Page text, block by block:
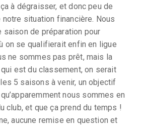
à dégraisser, et donc peu de
situation financière. Nous
saison de préparation pour
on se qualifierait enfin en ligue
ne sommes pas prêt, mais la
est du classement, on serait
5 saisons à venir, un objectif
nous sommes en
club, et que ça prend du temps !
aucune remise en question et